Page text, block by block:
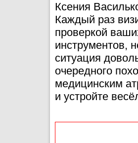
Ксения
Каждый раз
проверкой
инструментов,
ситуация
очередного
медицинским
и устройте